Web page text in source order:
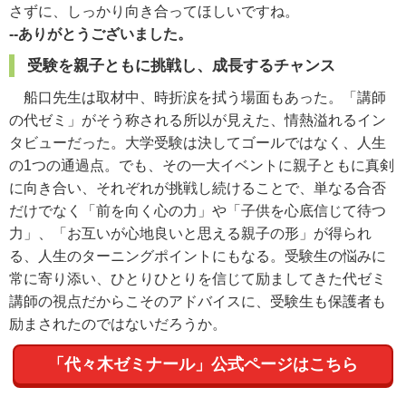
さずに、しっかり向き合ってほしいですね。
--ありがとうございました。
受験を親子ともに挑戦し、成長するチャンス
船口先生は取材中、時折涙を拭う場面もあった。「講師
の代ゼミ」がそう称される所以が見えた、情熱溢れるイン
タビューだった。大学受験は決してゴールではなく、人生
の1つの通過点。でも、その一大イベントに親子ともに真剣
に向き合い、それぞれが挑戦し続けることで、単なる合否
だけでなく「前を向く心の力」や「子供を心底信じて待つ
力」、「お互いが心地良いと思える親子の形」が得られ
る、人生のターニングポイントにもなる。受験生の悩みに
常に寄り添い、ひとりひとりを信じて励ましてきた代ゼミ
講師の視点だからこそのアドバイスに、受験生も保護者も
励まされたのではないだろうか。
「代々木ゼミナール」公式ページはこちら